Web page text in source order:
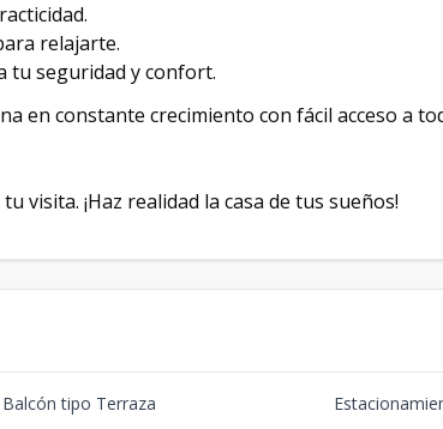
relajarte.
tu seguridad y confort.
en constante crecimiento con fácil acceso a
visita. ¡Haz realidad la casa de tus sueños!
Balcón tipo Terraza